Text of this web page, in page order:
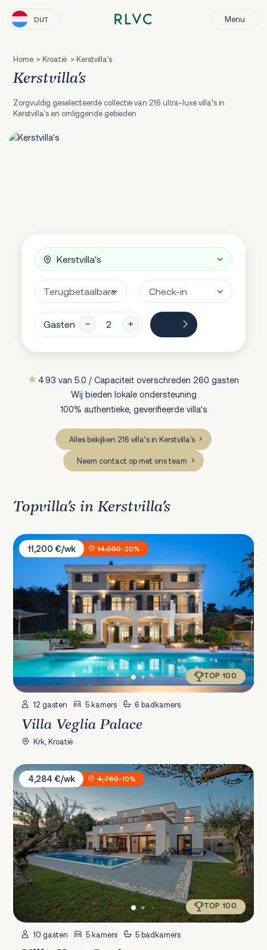
DUT Menu
Home Kroatië Kerstvilla's
Kerstvilla's
Zorgvuldig geselecteerde collectie van 216 ultra-luxe villa’s in
Kerstvilla's en omliggende gebieden
Gasten
4.93 van 5.0 / Capaciteit overschreden 260 gasten
Wij bieden lokale ondersteuning
100% authentieke, geverifieerde villa’s
Alles bekijken 216 villa’s in Kerstvilla's
Neem contact op met ons team
Topvilla’s in Kerstvilla's
Villa Veglia Palace
11,200 €/wk
14,000-20%
TOP 100
12 gasten 5 kamers 6 badkamers
Villa Veglia Palace
Krk, Kroatië
Villa Kara Sevda
4,284 €/wk
4,760-10%
TOP 100
10 gasten 5 kamers 5 badkamers